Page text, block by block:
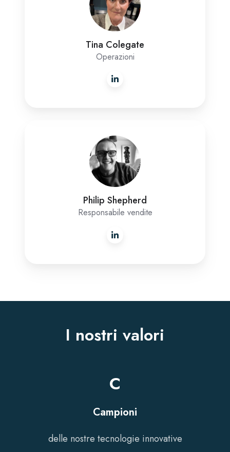
Tina Colegate
Operazioni
Shepherd
Philip Shepherd
Responsabile vendite
I nostri valori
C
Campioni
delle nostre tecnologie innovative